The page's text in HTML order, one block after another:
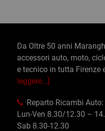
Da Oltre 50 anni
accessori auto, moto,
e tecnico in tutta Firenze
leggere...]
Reparto Ricambi Auto:
Lun-Ven 8.30/12.30 –
Sab 8.30-12.30